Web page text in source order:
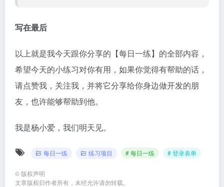
写在最后
以上就是我今天跟你分享的【每日一练】的全部内容，
希望今天的小练习对你有用，如果你觉得有帮助的话，
请点赞我，关注我，并将它分享给你身边做开发的朋
友，也许能够帮助到他。
我是杨小爱，我们明天见。
每日一练 练习项目 # 每日一练 # 登录表单
© 版权声明
文章版权归作者所有，未经允许请勿转载。